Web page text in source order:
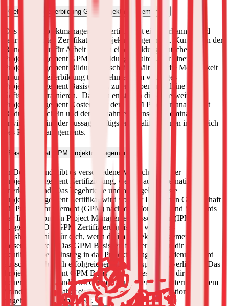
Geförderte Weiterbildung GPM Projektmanagement
Das GPM Projektmanagement Zertifikat ist ein anerkanntes und
sehr geschätztes Zertifikat für ProjektmanagerInnen. KundInnen der
Bundesagentur für Arbeit können einen Bildungsgutschein für
Projektmanagement GPM Fortbildung erhalten. Mit einem
Projektmanagement Bildungsgutschein erhältst du die Möglichkeit
an unserer Weiterbildung teilzunehmen, um wichtiges
Projektmanagement Basiswissen zu erwerben und deine neuen
Softskills zu trainieren. Dadurch entstehen dir keine weiteren
Projektmanagement Kosten. Mit dem GPM Projektmanagement
Bildungsgutschein und der Teilnahme an unseren Seminaren
erwirbst du eine der aussagekräftigsten Qualifikationen im Bereich
des Projektmanagements.
Basiszertifikat GPM Projektmanagement
In Deutschland gibt es verschiedene Möglichkeiten der
Projektmanagement Zertifizierung, welche auch international
anerkannt sind. Das begehrteste und aussagekräftigste
Projektmanagement Zertifikat wird von der Deutschen Gesellschaft
für Projektmanagement (GPM) nach den Vorgaben und Standards
der Internationalen Project Management Association (IPMA)
ausgestellt.
Die GPM Zertifizierung ist ein wichtiges
Aushängeschild für dich, wenn du im Projektmanagement Fuß
fassen möchtest. Das GPM Basiszertifikat erleichtert dir dabei
deutlich deinen Einstieg in das Projektmanagement, denn es wird
ausschließlich nach erfolgreicher Abschlussprüfung verliehen.
Das
Projektmanagement GPM Basiszertifikat bescheinigt dir dein
neuerworbenes fundiertes Grundlagenwissen nach internationalem
Standard und ist daher eine der wichtigsten Qualifikationen für
angehende Projektmanager.